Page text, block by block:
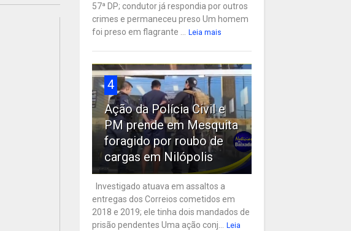
57ª DP; condutor já respondia por outros
crimes e permaneceu preso Um homem
foi preso em flagrante ... Leia mais
4
Ação da Polícia Civil e
PM prende em Mesquita
foragido por roubo de
cargas em Nilópolis
Investigado atuava em assaltos a
entregas dos Correios cometidos em
2018 e 2019; ele tinha dois mandados de
prisão pendentes Uma ação conj... Leia